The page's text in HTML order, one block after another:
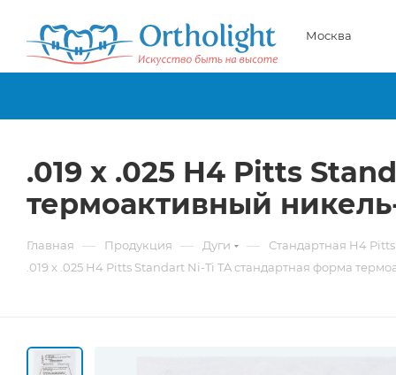
Москва
.019 x .025 H4 Pitts
термоактивный
Главная — Продукция — Дуги — Стандартная H4 Pitts
.019 x .025 H4 Pitts Standart Ni-Ti TA стандартная форма